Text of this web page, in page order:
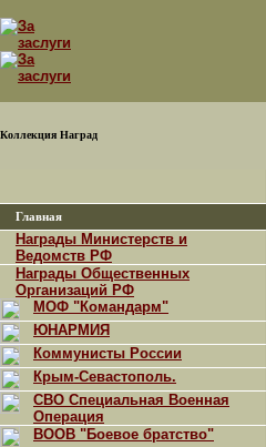
Коллекция Наград
Главная
Награды Министерств и
Ведомств РФ
Награды Общественных
Организаций РФ
МОФ "Командарм"
ЮНАРМИЯ
Коммунисты России
Крым-Севастополь.
СВО Специальная Военная
Операция
ВООВ "Боевое братство"